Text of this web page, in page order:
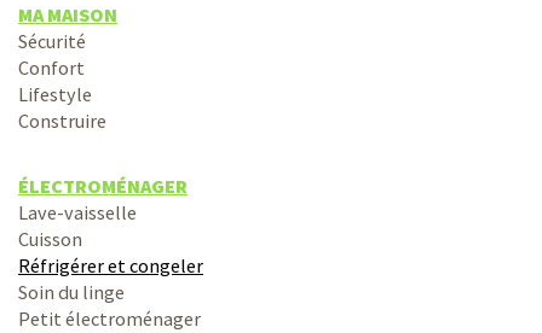
MA MAISON
Sécurité
Confort
Lifestyle
Construire
ÉLECTROMÉNAGER
Lave-vaisselle
Cuisson
Réfrigérer et congeler
Soin du linge
Petit électroménager